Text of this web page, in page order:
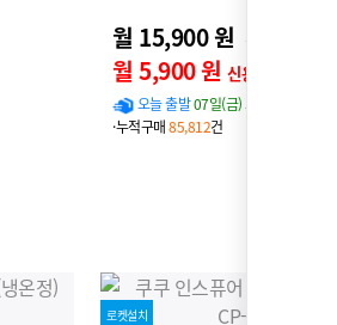
월 15,900 원 17,900원
월 5,900 원 신용카드 할인가
오늘 출발07일(금) 도착 확률
·누적구매85,812건
로켓설치